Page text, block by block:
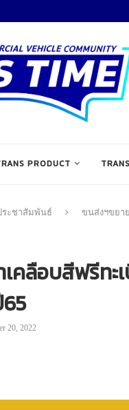
PRODUCT
ระชาสัมพันธ์ ขนส่งฯขยา
เคลือบสีฟรีท
20, 2022